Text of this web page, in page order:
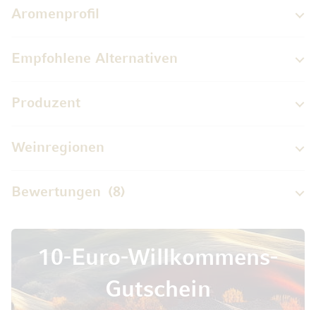
Aromenprofil
Empfohlene Alternativen
Produzent
Weinregionen
Bewertungen 8
10-Euro-Willkommens-
Gutschein